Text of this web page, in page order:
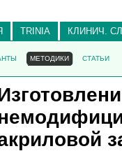
TRINIA КЛИНИЧ.
МЕТОДИКИ СТАТЬИ